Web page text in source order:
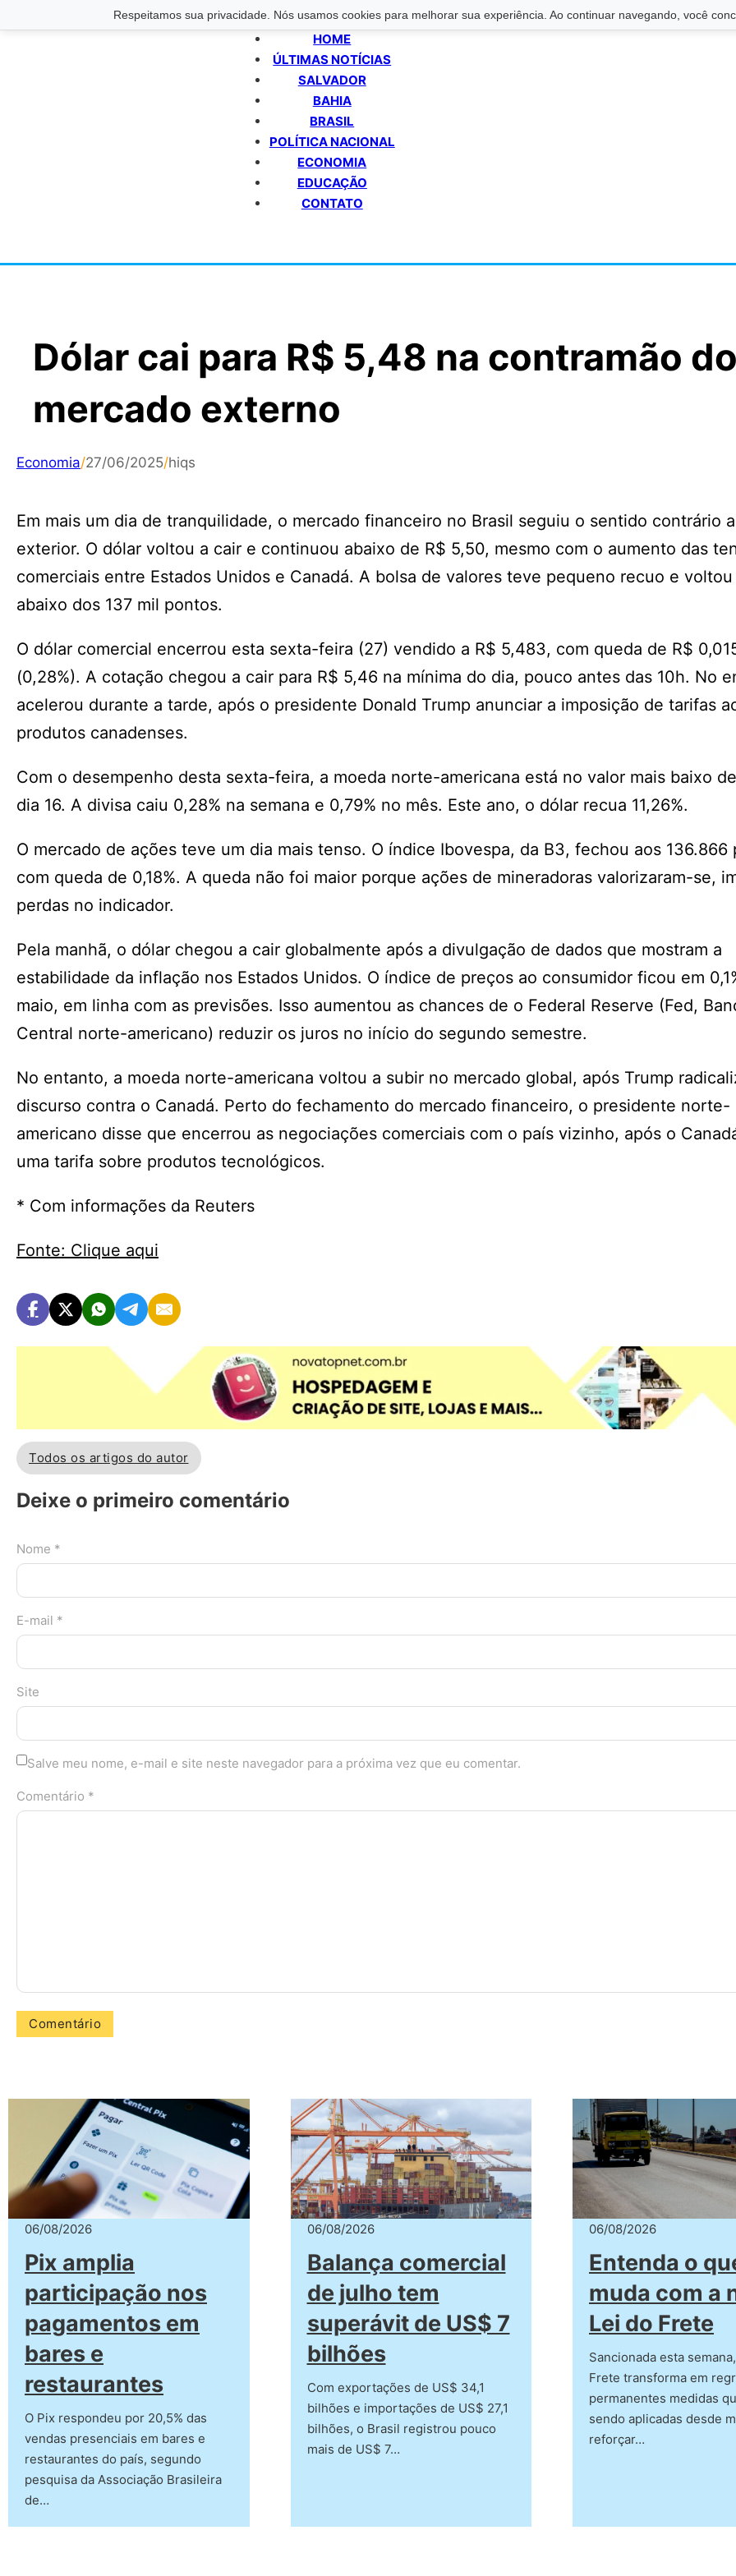
Respeitamos sua privacidade. Nós usamos cookies para melhorar sua experiência. Ao continuar navegando, você
HOME
ÚLTIMAS NOTÍCIAS
SALVADOR
BAHIA
BRASIL
POLÍTICA NACIONAL
ECONOMIA
EDUCAÇÃO
CONTATO
Dólar cai para R$ 5,48 na contramão do
mercado externo
Economia/27/06/2025/hiqs
Em mais um dia de tranquilidade, o mercado financeiro no Brasil seguiu o sentido contrário
exterior. O dólar voltou a cair e continuou abaixo de R$ 5,50, mesmo com o aumento das
comerciais entre Estados Unidos e Canadá. A bolsa de valores teve pequeno recuo e
abaixo dos 137 mil pontos.
O dólar comercial encerrou esta sexta-feira (27) vendido a R$ 5,483, com queda de R$
(0,28%). A cotação chegou a cair para R$ 5,46 na mínima do dia, pouco antes das 10h. No
acelerou durante a tarde, após o presidente Donald Trump anunciar a imposição de tarifas
produtos canadenses.
Com o desempenho desta sexta-feira, a moeda norte-americana está no valor mais baixo
dia 16. A divisa caiu 0,28% na semana e 0,79% no mês. Este ano, o dólar recua 11,26%.
O mercado de ações teve um dia mais tenso. O índice Ibovespa, da B3, fechou aos 136.866
com queda de 0,18%. A queda não foi maior porque ações de mineradoras valorizaram-se,
perdas no indicador.
Pela manhã, o dólar chegou a cair globalmente após a divulgação de dados que mostram a
estabilidade da inflação nos Estados Unidos. O índice de preços ao consumidor ficou em
maio, em linha com as previsões. Isso aumentou as chances de o Federal Reserve (Fed,
Central norte-americano) reduzir os juros no início do segundo semestre.
No entanto, a moeda norte-americana voltou a subir no mercado global, após Trump
discurso contra o Canadá. Perto do fechamento do mercado financeiro, o presidente norte-
americano disse que encerrou as negociações comerciais com o país vizinho, após o
uma tarifa sobre produtos tecnológicos.
* Com informações da Reuters
Fonte: Clique aqui
Todos os artigos do autor
Deixe o primeiro comentário
Nome *
E-mail *
Site
Salve meu nome, e-mail e site neste navegador para a próxima vez que eu comentar.
Comentário *
06/08/2026
Pix amplia
participação nos
pagamentos em
bares e
restaurantes
O Pix respondeu por 20,5% das
vendas presenciais em bares e
restaurantes do país, segundo
pesquisa da Associação Brasileira
de…
06/08/2026
Balança comercial
de julho tem
superávit de US$ 7
bilhões
Com exportações de US$ 34,1
bilhões e importações de US$ 27,1
bilhões, o Brasil registrou pouco
mais de US$ 7…
06/08/2026
Entenda o
muda com a
Lei do Frete
Sancionada esta
Frete transforma em
permanentes medidas
sendo aplicadas desde
reforçar…